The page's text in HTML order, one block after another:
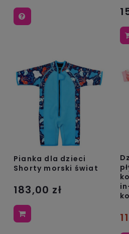
Pianka dla dzieci
Shorty morski świat
183,00 zł